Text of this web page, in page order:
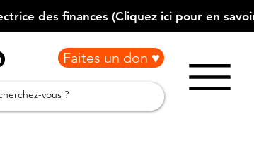
Faites un don ♥